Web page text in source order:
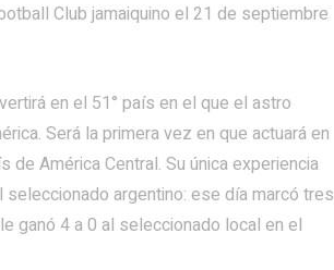
Club jamaiquino el 21 de septiembre
en el 51° país en el que el astro
Será la primera vez en que actuará en
América Central. Su única experiencia
seleccionado argentino: ese día marcó tres
ganó 4 a 0 al seleccionado local en el